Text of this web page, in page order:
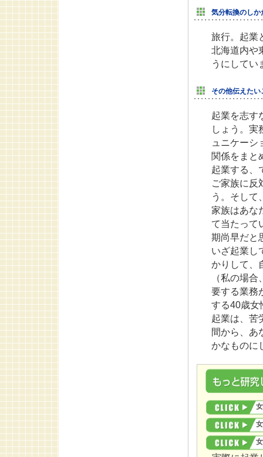
気分転換のしか
旅行。起業
北海道内や
うにしてい
その他伝えたい
起業を志す
しょう。実
ュニケーシ
関係をまと
起業する、
ご家族に反
う。そして
家族はあな
て当たって
期尚早だと
いざ起業し
かりして、
（私の場
要する業務
する40歳女
起業は、苦
間から、あ
かなものに